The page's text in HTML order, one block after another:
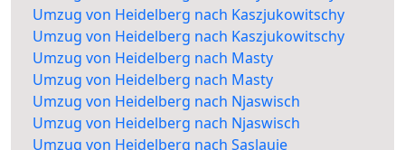
Umzug von Heidelberg nach Kaszjukowitschy
Umzug von Heidelberg nach Kaszjukowitschy
Umzug von Heidelberg nach Masty
Umzug von Heidelberg nach Masty
Umzug von Heidelberg nach Njaswisch
Umzug von Heidelberg nach Njaswisch
Umzug von Heidelberg nach Saslauje